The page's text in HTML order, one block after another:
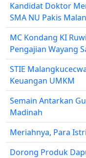
Kandidat Doktor
SMA NU Pakis
MC Kondang KI
Pengajian Wayang
STIE
Keuangan UMKM
Semain Antarkan
Madinah
Meriahnya, Para
Dorong Produk